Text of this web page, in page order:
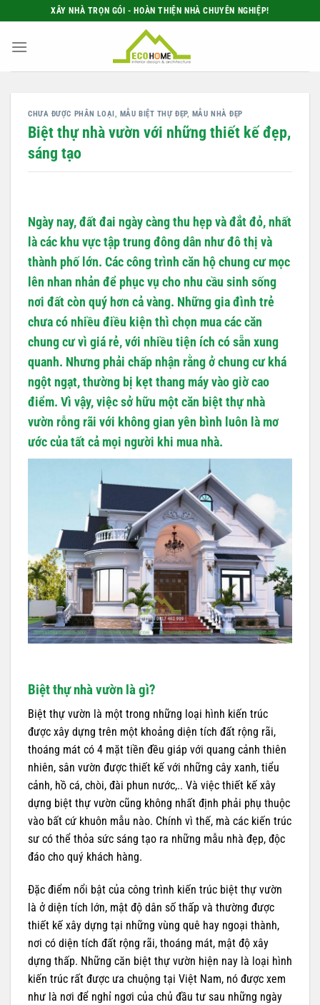
qua
nội
XÂY NHÀ TRỌN GÓI - HOÀN THIỆN NHÀ CHUYÊN NGHIỆP!
CHƯA ĐƯỢC PHÂN LOẠI, MẪU BIỆT THỰ ĐẸP, MẪU NHÀ ĐẸP
Biệt thự nhà vườn với những thiết kế đẹp,
sáng tạo
Ngày nay, đất đai ngày càng thu hẹp và đắt đỏ, nhất
là các khu vực tập trung đông dân như đô thị và
thành phố lớn. Các công trình căn hộ chung cư mọc
lên nhan nhản để phục vụ cho nhu cầu sinh sống
nơi đất còn quý hơn cả vàng. Những gia đình trẻ
chưa có nhiều điều kiện thì chọn mua các căn
chung cư vì giá rẻ, với nhiều tiện ích có sẵn xung
quanh. Nhưng phải chấp nhận rằng ở chung cư khá
ngột ngạt, thường bị kẹt thang máy vào giờ cao
điểm. Vì vậy, việc sở hữu một căn biệt thự nhà
vườn rỗng rãi với không gian yên bình luôn là mơ
ước của tất cả mọi người khi mua nhà.
Biệt thự nhà vườn là gì?
Biệt thự vườn là một trong những loại hình kiến trúc
được xây dựng trên một khoảng diện tích đất rộng rãi,
thoáng mát có 4 mặt tiền đều giáp với quang cảnh thiên
nhiên, sân vườn được thiết kế với những cây xanh, tiểu
cảnh, hồ cá, chòi, đài phun nước,.. Và việc thiết kế xây
dựng biệt thự vườn cũng không nhất định phải phụ thuộc
vào bất cứ khuôn mẫu nào. Chính vì thế, mà các kiến trúc
sư có thể thỏa sức sáng tạo ra những mẫu nhà đẹp, độc
đáo cho quý khách hàng.
Đặc điểm nổi bật của công trình kiến trúc biệt thự vườn
là ở diện tích lớn, mật độ dân số thấp và thường được
thiết kế xây dựng tại những vùng quê hay ngoại thành,
nơi có diện tích đất rộng rãi, thoáng mát, mật độ xây
dựng thấp. Những căn biệt thự vườn hiện nay là loại hình
kiến trúc rất được ưa chuộng tại Việt Nam, nó được xem
như là nơi để nghỉ ngơi của chủ đầu tư sau những ngày